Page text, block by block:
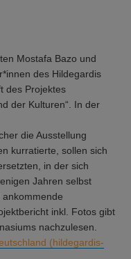
Mostafa Bazo und
des Hildegardis
des Projektes
der Kulturen“. In der
die Ausstellung
kurratierte, sollen sich
in der sich
Jahren selbst
ankommende
inkl. Fotos gibt
nachzulesen.
(hildegardis-